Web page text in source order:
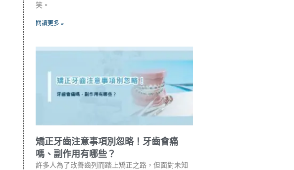
笑。
閱讀更多 »
矯正牙齒注意事項別忽略！牙齒會痛
嗎、副作用有哪些？
許多人為了改善齒列而踏上矯正之路，但面對未知